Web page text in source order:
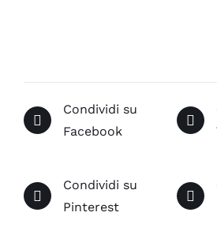
Condividi su
Facebook
Condividi su
Pinterest